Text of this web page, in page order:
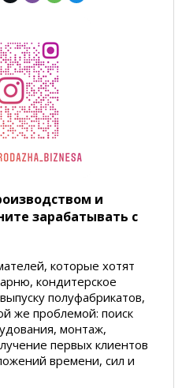
и
зарабатывать с
которые хотят
кондитерское
полуфабрикатов,
же проблемой: поиск
монтаж,
первых клиентов
времени, сил и